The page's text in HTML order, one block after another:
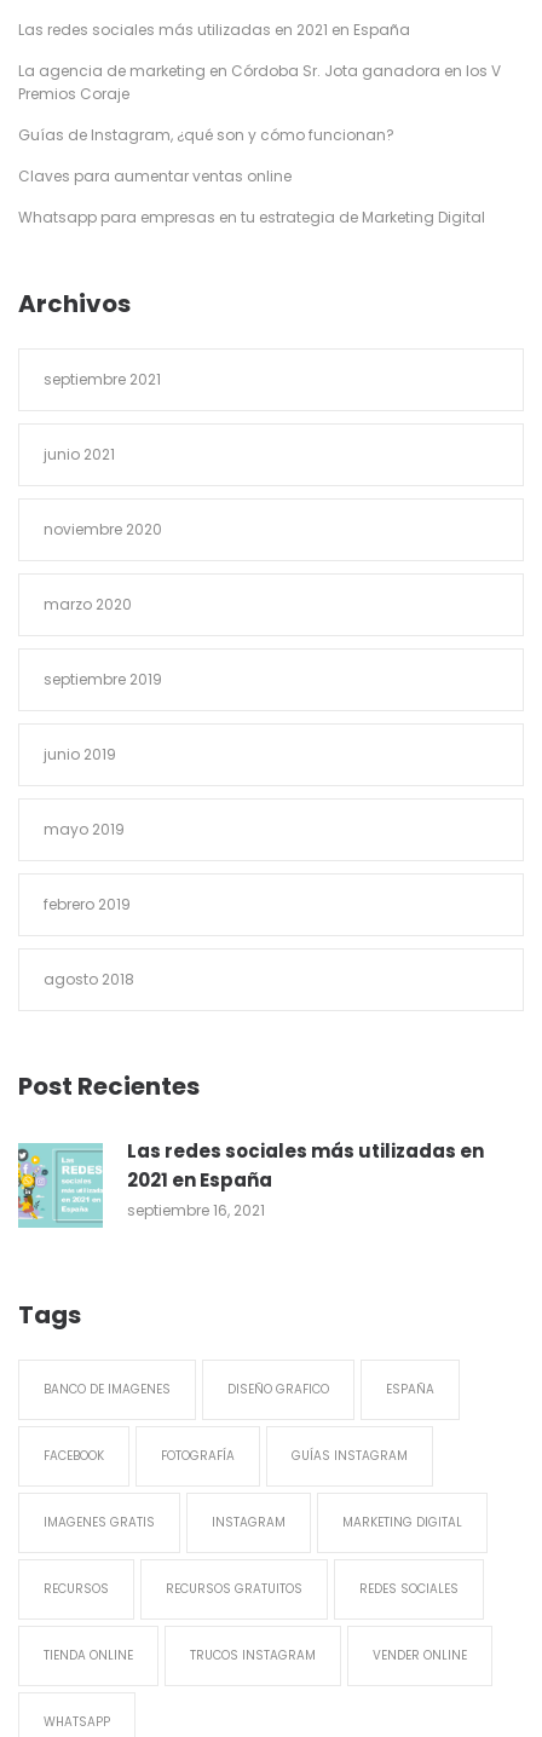
Las redes sociales más utilizadas en 2021 en España
La agencia de marketing en Córdoba Sr. Jota ganadora en los V
Premios Coraje
Guías de Instagram, ¿qué son y cómo funcionan?
Claves para aumentar ventas online
Whatsapp para empresas en tu estrategia de Marketing Digital
Archivos
septiembre 2021
junio 2021
noviembre 2020
marzo 2020
septiembre 2019
junio 2019
mayo 2019
febrero 2019
agosto 2018
Post Recientes
Las redes sociales más utilizadas en
2021 en España
septiembre 16, 2021
Tags
BANCO DE IMAGENES DISEÑO GRAFICO ESPAÑA
FACEBOOK FOTOGRAFÍA GUÍAS INSTAGRAM
IMAGENES GRATIS INSTAGRAM MARKETING DIGITAL
RECURSOS RECURSOS GRATUITOS REDES SOCIALES
TIENDA ONLINE TRUCOS INSTAGRAM VENDER ONLINE
WHATSAPP